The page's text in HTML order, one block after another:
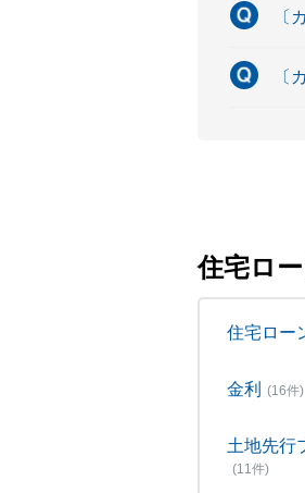
〔
〔
住宅ロ
住宅ロー
金利 (16件)
土地先行
(11件)